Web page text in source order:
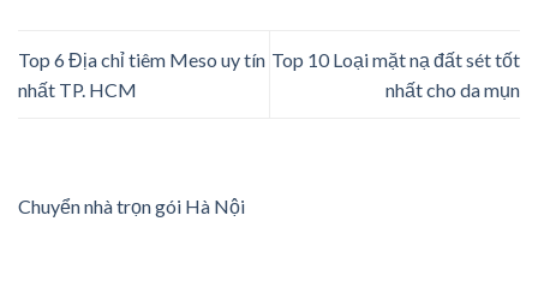
Top 6 Địa chỉ tiêm Meso uy tín
nhất TP. HCM
Top 10 Loại mặt nạ đất sét tốt
nhất cho da mụn
Chuyển nhà trọn gói Hà Nội